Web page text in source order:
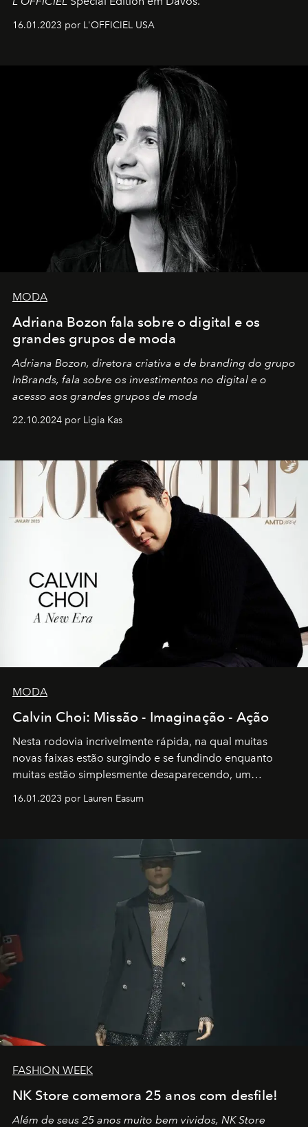
16.01.2023 por L'OFFICIEL USA
MODA
Adriana Bozon fala sobre o digital e os
grandes grupos de moda
Adriana Bozon, diretora criativa e de branding do grupo
InBrands, fala sobre os investimentos no digital e o
acesso aos grandes grupos de moda
22.10.2024 por Ligia Kas
MODA
Calvin Choi: Missão - Imaginação - Ação
Nesta rodovia incrivelmente rápida, na qual muitas
novas faixas estão surgindo e se fundindo enquanto
muitas estão simplesmente desaparecendo, um
transportador AMTD abrindo caminho para muitos
por propósitos, com um claro senso de missão na vida e
16.01.2023 por Lauren Easum
FASHION WEEK
NK Store comemora 25 anos com desfile!
Além de seus 25 anos muito bem vividos, NK Store